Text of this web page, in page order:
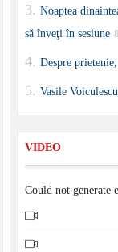
Noaptea
să înveţi în sesiune
Despre
Vasile
VIDEO
Could not generate